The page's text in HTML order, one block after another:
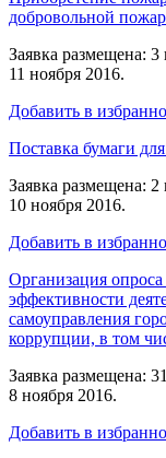
добровольной
Заявка размещена:
11 ноября 2016.
Добавить в
Поставка бумаги
Заявка размещена:
10 ноября 2016.
Добавить в
Организация
эффективности
самоуправления
коррупции, в том
Заявка размещена:
8 ноября 2016.
Добавить в